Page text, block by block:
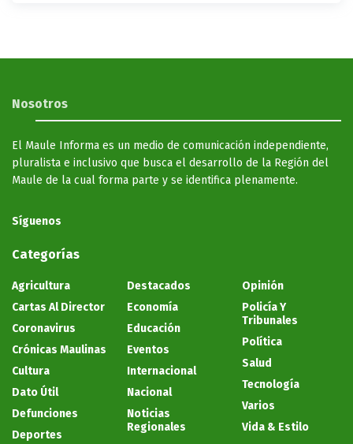
Nosotros
El Maule Informa es un medio de comunicación independiente,
pluralista e inclusivo que busca el desarrollo de la Región del
Maule de la cual forma parte y se identifica plenamente.
Síguenos
Categorías
Agricultura
Cartas Al Director
Coronavirus
Crónicas Maulinas
Cultura
Dato Útil
Defunciones
Deportes
Destacados
Economía
Educación
Eventos
Internacional
Nacional
Noticias
Regionales
Opinión
Policía Y
Tribunales
Política
Salud
Tecnología
Varios
Vida & Estilo